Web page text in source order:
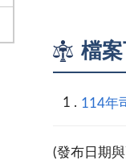
檔
114年
(發布日期